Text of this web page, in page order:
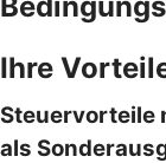
Ihre
Steuervorteile
als